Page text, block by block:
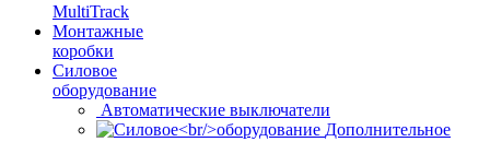
MultiTrack
Монтажные
коробки
Силовое
оборудование
Автоматические выключатели
Дополнительное